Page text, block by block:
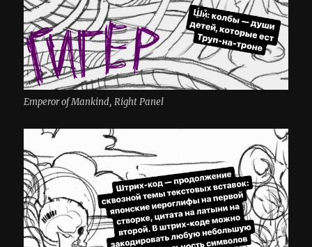
Emperor of Mankind, Right Panel